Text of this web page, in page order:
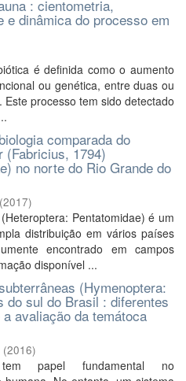
: cientometria,
e dinâmica do processo em
é definida como o aumento
ou genética, entre duas ou
processo tem sido detectado
comparada do
(Fabricius, 1794)
no norte do Rio Grande do
(2017)
Pentatomidae) é um
distribuição em vários países
encontrado em campos
disponível ...
(Hymenoptera:
do sul do Brasil : diferentes
avaliação da temátoca
(2016)
papel fundamental no